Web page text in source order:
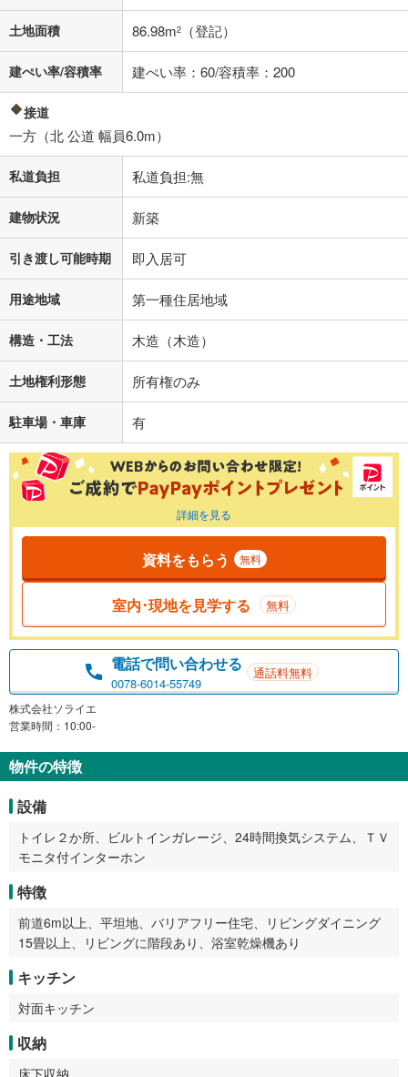
不動産会社に購入相談をする
土地面積 86.98m2 （登記）
建ぺい率/容積率 建ぺい率：60/容積率：200
接道
一方（北 公道 幅員6.0m）
私道負担 私道負担:無
建物状況 新築
引き渡し可能時期 即入居可
用途地域 第一種住居地域
構造・工法 木造（木造）
土地権利形態 所有権のみ
駐車場・車庫 有
詳細を見る
資料をもらう 無料
室内･現地を見学する 無料
電話で問い合わせる
0078-6014-55749
通話料無料
株式会社ソライエ
営業時間：10:00-
物件の特徴
設備
トイレ２か所、ビルトインガレージ、24時間換気システム、ＴＶ
モニタ付インターホン
特徴
前道6m以上、平坦地、バリアフリー住宅、リビングダイニング
15畳以上、リビングに階段あり、浴室乾燥機あり
キッチン
対面キッチン
収納